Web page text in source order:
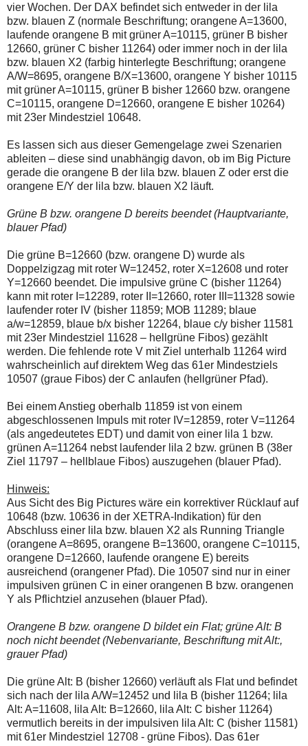
vier Wochen. Der DAX befindet sich entweder in der lila
bzw. blauen Z (normale Beschriftung; orangene A=13600,
laufende orangene B mit grüner A=10115, grüner B bisher
12660, grüner C bisher 11264) oder immer noch in der lila
bzw. blauen X2 (farbig hinterlegte Beschriftung; orangene
A/W=8695, orangene B/X=13600, orangene Y bisher 10115
mit grüner A=10115, grüner B bisher 12660 bzw. orangene
C=10115, orangene D=12660, orangene E bisher 10264)
mit 23er Mindestziel 10648.
Es lassen sich aus dieser Gemengelage zwei Szenarien
ableiten – diese sind unabhängig davon, ob im Big Picture
gerade die orangene B der lila bzw. blauen Z oder erst die
orangene E/Y der lila bzw. blauen X2 läuft.
Grüne B bzw. orangene D bereits beendet (Hauptvariante,
blauer Pfad)
Die grüne B=12660 (bzw. orangene D) wurde als
Doppelzigzag mit roter W=12452, roter X=12608 und roter
Y=12660 beendet. Die impulsive grüne C (bisher 11264)
kann mit roter I=12289, roter II=12660, roter III=11328 sowie
laufender roter IV (bisher 11859; MOB 11289; blaue
a/w=12859, blaue b/x bisher 12264, blaue c/y bisher 11581
mit 23er Mindestziel 11628 – hellgrüne Fibos) gezählt
werden. Die fehlende rote V mit Ziel unterhalb 11264 wird
wahrscheinlich auf direktem Weg das 61er Mindestziels
10507 (graue Fibos) der C anlaufen (hellgrüner Pfad).
Bei einem Anstieg oberhalb 11859 ist von einem
abgeschlossenen Impuls mit roter IV=12859, roter V=11264
(als angedeutetes EDT) und damit von einer lila 1 bzw.
grünen A=11264 nebst laufender lila 2 bzw. grünen B (38er
Ziel 11797 – hellblaue Fibos) auszugehen (blauer Pfad).
Hinweis:
Aus Sicht des Big Pictures wäre ein korrektiver Rücklauf auf
10648 (bzw. 10636 in der XETRA-Indikation) für den
Abschluss einer lila bzw. blauen X2 als Running Triangle
(orangene A=8695, orangene B=13600, orangene C=10115,
orangene D=12660, laufende orangene E) bereits
ausreichend (orangener Pfad). Die 10507 sind nur in einer
impulsiven grünen C in einer orangenen B bzw. orangenen
Y als Pflichtziel anzusehen (blauer Pfad).
Orangene B bzw. orangene D bildet ein Flat; grüne Alt: B
noch nicht beendet (Nebenvariante, Beschriftung mit Alt:,
grauer Pfad)
Die grüne Alt: B (bisher 12660) verläuft als Flat und befindet
sich nach der lila A/W=12452 und lila B (bisher 11264; lila
Alt: A=11608, lila Alt: B=12660, lila Alt: C bisher 11264)
vermutlich bereits in der impulsiven lila Alt: C (bisher 11581)
mit 61er Mindestziel 12708 - grüne Fibos). Das 61er